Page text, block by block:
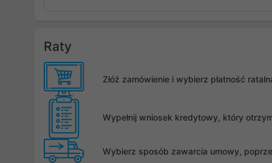
Raty
Złóż zamówienie i wybierz płatność
Wypełnij wniosek kredytowy, który
Wybierz sposób zawarcia umowy,